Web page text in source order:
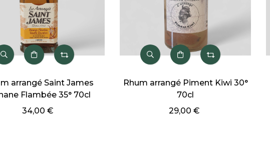
arrangé Saint James
Flambée 35° 70cl
34,00 €
Rhum arrangé Piment Kiwi 30°
70cl
29,00 €